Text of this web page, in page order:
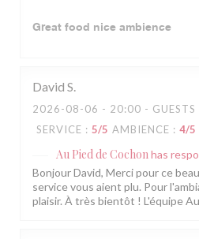
Great food nice ambience
David S
2026-08-06 - 20:00 - GUESTS
SERVICE : 5/5 AMBIENCE : 4/5
Au Pied de Cochonhas
Bonjour David, Merci pour ce
service vous aient plu. Pour
plaisir. À très bientôt ! L'équipe